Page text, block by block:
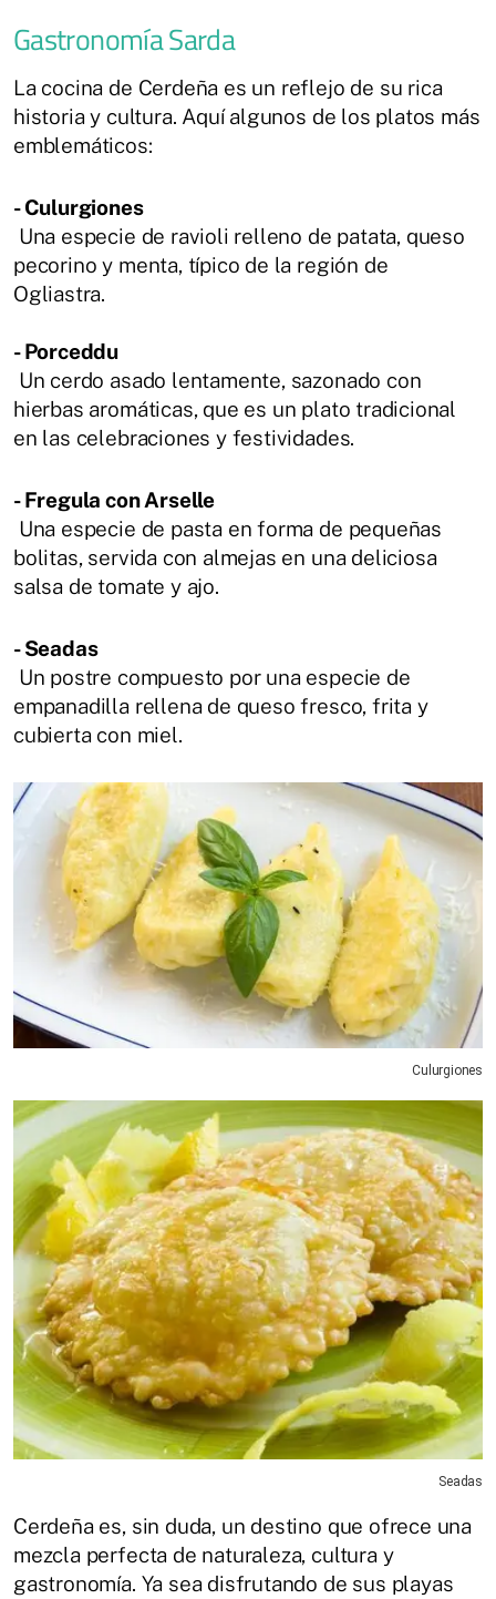
Gastronomía Sarda
La cocina de Cerdeña es un reflejo de su rica
historia y cultura. Aquí algunos de los platos más
emblemáticos:
- Culurgiones
Una especie de ravioli relleno de patata, queso
pecorino y menta, típico de la región de
Ogliastra.
- Porceddu
Un cerdo asado lentamente, sazonado con
hierbas aromáticas, que es un plato tradicional
en las celebraciones y festividades.
- Fregula con Arselle
Una especie de pasta en forma de pequeñas
bolitas, servida con almejas en una deliciosa
salsa de tomate y ajo.
- Seadas
Un postre compuesto por una especie de
empanadilla rellena de queso fresco, frita y
cubierta con miel.
Culurgiones
Seadas
Cerdeña es, sin duda, un destino que ofrece una
mezcla perfecta de naturaleza, cultura y
gastronomía. Ya sea disfrutando de sus playas